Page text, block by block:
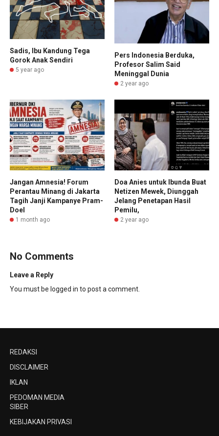
Sadis, Ibu Kandung Tega
Gorok Anak Sendiri
5 year ago
Pers Indonesia Berduka,
Profesor Salim Said
Meninggal Dunia
2 year ago
Jangan Amnesia! Forum
Perantau Minang di Jakarta
Tagih Janji Kampanye Pram-
Doel
1 month ago
Doa Anies untuk Ibunda Buat
Netizen Mewek, Diunggah
Jelang Penetapan Hasil
Pemilu,
2 year ago
No Comments
Leave a Reply
You must be logged in to post a comment.
REDAKSI
DISCLAIMER
IKLAN
PEDOMAN MEDIA
SIBER
KEBIJAKAN PRIVASI